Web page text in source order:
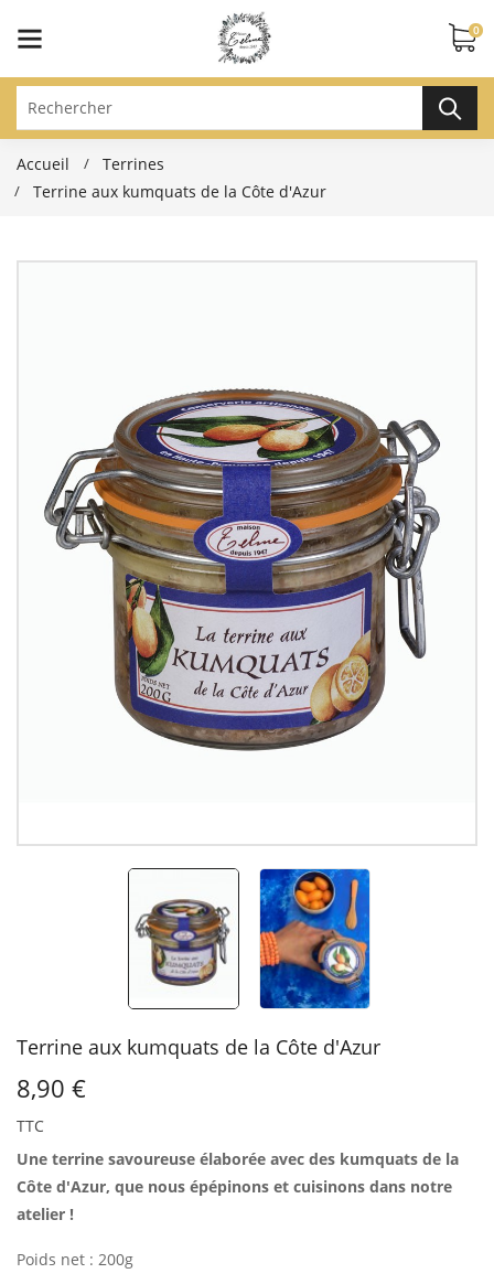
0
Accueil
Terrines
Terrine aux kumquats de la Côte d'Azur
Terrine aux kumquats de la Côte d'Azur
8,90 €
TTC
Une terrine savoureuse élaborée avec des kumquats de la
Côte d'Azur, que nous épépinons et cuisinons dans notre
atelier !
Poids net : 200g